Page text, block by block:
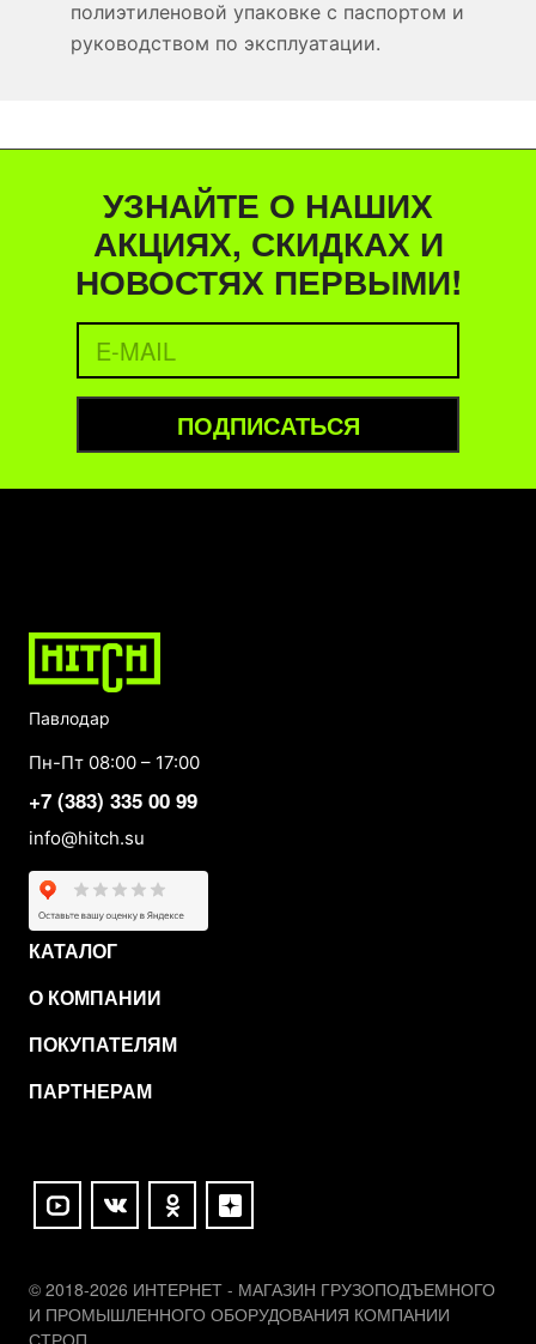
полиэтиленовой упаковке с паспортом и
руководством по эксплуатации.
УЗНАЙТЕ О НАШИХ
АКЦИЯХ, СКИДКАХ И
НОВОСТЯХ ПЕРВЫМИ!
ПОДПИСАТЬСЯ
Павлодар
Пн-Пт 08:00 – 17:00
+7 (383) 335 00 99
info@hitch.su
КАТАЛОГ
О КОМПАНИИ
ПОКУПАТЕЛЯМ
ПАРТНЕРАМ
© 2018-2026 ИНТЕРНЕТ - МАГАЗИН ГРУЗОПОДЪЕМНОГО
И ПРОМЫШЛЕННОГО ОБОРУДОВАНИЯ КОМПАНИИ
СТРОП